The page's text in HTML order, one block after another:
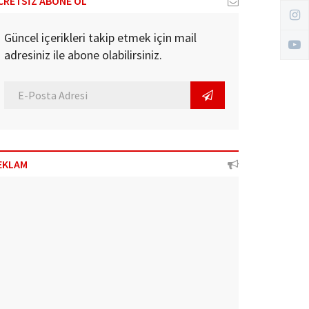
Güncel içerikleri takip etmek için mail
adresiniz ile abone olabilirsiniz.